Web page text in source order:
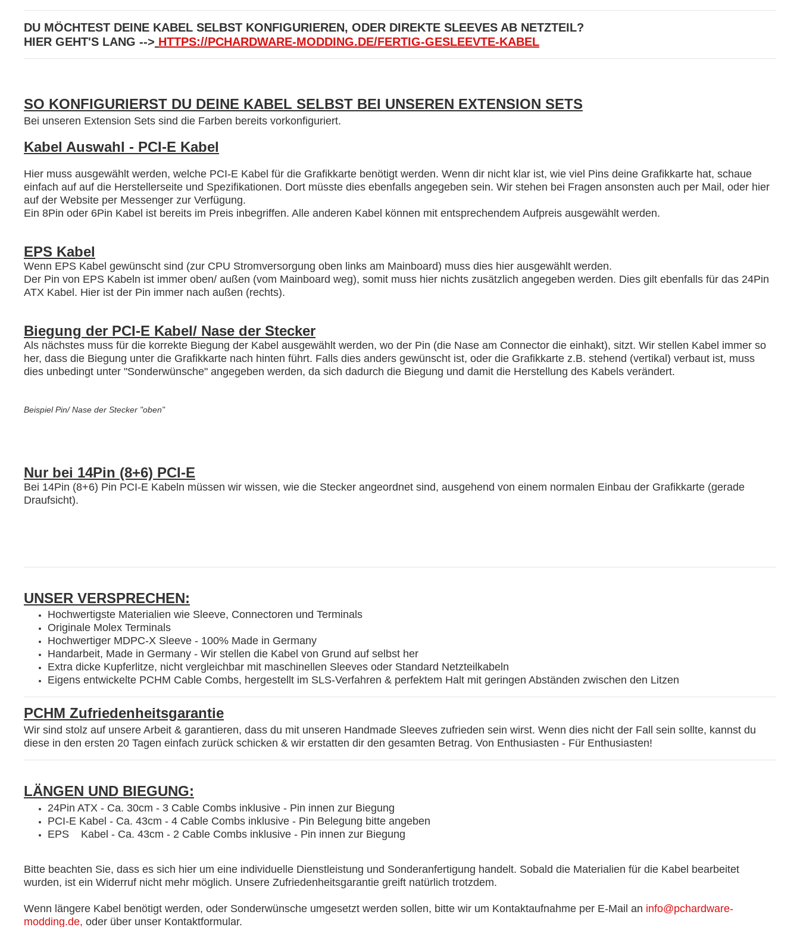
DU MÖCHTEST DEINE KABEL SELBST KONFIGURIEREN, ODER DIREKTE SLEEVES AB NETZTEIL?
HIER GEHT'S LANG --> HTTPS://PCHARDWARE-MODDING.DE/FERTIG-GESLEEVTE-KABEL
SO KONFIGURIERST DU DEINE KABEL SELBST BEI UNSEREN EXTENSION SETS
Bei unseren Extension Sets sind die Farben bereits vorkonfiguriert.
Kabel Auswahl - PCI-E Kabel
Hier muss ausgewählt werden, welche PCI-E Kabel für die Grafikkarte benötigt werden. Wenn dir nicht klar ist, wie viel Pins deine Grafikkarte hat, schaue
einfach auf auf die Herstellerseite und Spezifikationen. Dort müsste dies ebenfalls angegeben sein. Wir stehen bei Fragen ansonsten auch per Mail, oder hier
auf der Website per Messenger zur Verfügung.
Ein 8Pin oder 6Pin Kabel ist bereits im Preis inbegriffen. Alle anderen Kabel können mit entsprechendem Aufpreis ausgewählt werden.
EPS Kabel
Wenn EPS Kabel gewünscht sind (zur CPU Stromversorgung oben links am Mainboard) muss dies hier ausgewählt werden.
Der Pin von EPS Kabeln ist immer oben/ außen (vom Mainboard weg), somit muss hier nichts zusätzlich angegeben werden. Dies gilt ebenfalls für das 24Pin
ATX Kabel. Hier ist der Pin immer nach außen (rechts).
Biegung der PCI-E Kabel/ Nase der Stecker
Als nächstes muss für die korrekte Biegung der Kabel ausgewählt werden, wo der Pin (die Nase am Connector die einhakt), sitzt. Wir stellen Kabel immer so
her, dass die Biegung unter die Grafikkarte nach hinten führt. Falls dies anders gewünscht ist, oder die Grafikkarte z.B. stehend (vertikal) verbaut ist, muss
dies unbedingt unter "Sonderwünsche" angegeben werden, da sich dadurch die Biegung und damit die Herstellung des Kabels verändert.
Beispiel Pin/ Nase der Stecker "oben"
Nur bei 14Pin (8+6) PCI-E
Bei 14Pin (8+6) Pin PCI-E Kabeln müssen wir wissen, wie die Stecker angeordnet sind, ausgehend von einem normalen Einbau der Grafikkarte (gerade
Draufsicht).
UNSER VERSPRECHEN:
Hochwertigste Materialien wie Sleeve, Connectoren und Terminals
Originale Molex Terminals
Hochwertiger MDPC-X Sleeve - 100% Made in Germany
Handarbeit, Made in Germany - Wir stellen die Kabel von Grund auf selbst her
Extra dicke Kupferlitze, nicht vergleichbar mit maschinellen Sleeves oder Standard Netzteilkabeln
Eigens entwickelte PCHM Cable Combs, hergestellt im SLS-Verfahren & perfektem Halt mit geringen Abständen zwischen den Litzen
PCHM Zufriedenheitsgarantie
Wir sind stolz auf unsere Arbeit & garantieren, dass du mit unseren Handmade Sleeves zufrieden sein wirst. Wenn dies nicht der Fall sein sollte, kannst du
diese in den ersten 20 Tagen einfach zurück schicken & wir erstatten dir den gesamten Betrag. Von Enthusiasten - Für Enthusiasten!
LÄNGEN UND BIEGUNG:
24Pin ATX - Ca. 30cm - 3 Cable Combs inklusive - Pin innen zur Biegung
PCI-E Kabel - Ca. 43cm - 4 Cable Combs inklusive - Pin Belegung bitte angeben
EPS Kabel - Ca. 43cm - 2 Cable Combs inklusive - Pin innen zur Biegung
Bitte beachten Sie, dass es sich hier um eine individuelle Dienstleistung und Sonderanfertigung handelt. Sobald die Materialien für die Kabel bearbeitet
wurden, ist ein Widerruf nicht mehr möglich. Unsere Zufriedenheitsgarantie greift natürlich trotzdem.
Wenn längere Kabel benötigt werden, oder Sonderwünsche umgesetzt werden sollen, bitte wir um Kontaktaufnahme per E-Mail an info@pchardware-
modding.de, oder über unser Kontaktformular.